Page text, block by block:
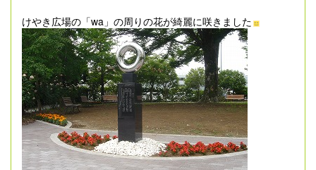
けやき広場の「wa」の周りの花が綺麗に咲きました